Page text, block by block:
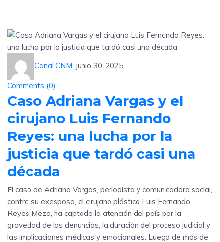
Canal CNM junio 30, 2025
Comments (0)
Caso Adriana Vargas y el
cirujano Luis Fernando
Reyes: una lucha por la
justicia que tardó casi una
década
El caso de Adriana Vargas, periodista y comunicadora social,
contra su exesposo, el cirujano plástico Luis Fernando
Reyes Meza, ha captado la atención del país por la
gravedad de las denuncias, la duración del proceso judicial y
las implicaciones médicas y emocionales. Luego de más de